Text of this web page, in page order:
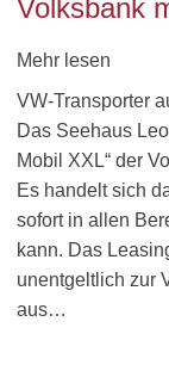
Volksbank
Mehr lesen
VW-Transporter
Das Seehaus
Mobil XXL“ der
Es handelt sich
sofort in allen
kann. Das
unentgeltlich zur
aus…